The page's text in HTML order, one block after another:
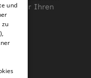
für Ihren
und
zu